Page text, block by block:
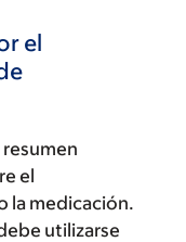
el
el
la medicación.
utilizarse